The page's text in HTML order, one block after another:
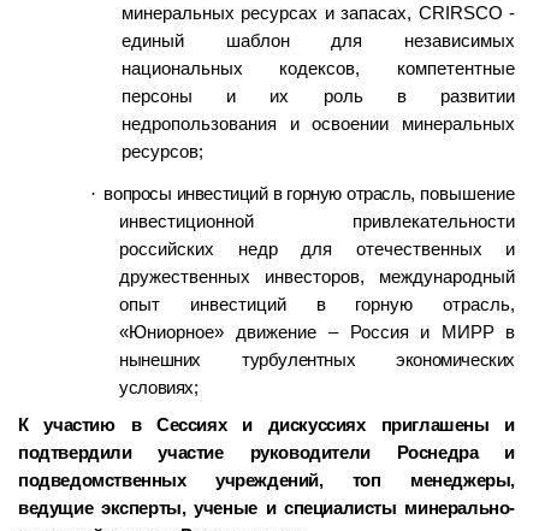
минеральных ресурсах и запасах, CRIRSCO -
единый шаблон для независимых
национальных кодексов, компетентные
персоны и их роль в развитии
недропользования и освоении минеральных
ресурсов;
· вопросы инвестиций в горную отрасль, повышение
инвестиционной привлекательности
российских недр для отечественных и
дружественных инвесторов, международный
опыт инвестиций в горную отрасль,
«Юниорное» движение – Россия и МИРР в
нынешних турбулентных экономических
условиях;
К участию в Сессиях и дискуссиях приглашены и
подтвердили участие руководители Роснедра и
подведомственных учреждений, топ менеджеры,
ведущие эксперты, ученые и специалисты минерально-